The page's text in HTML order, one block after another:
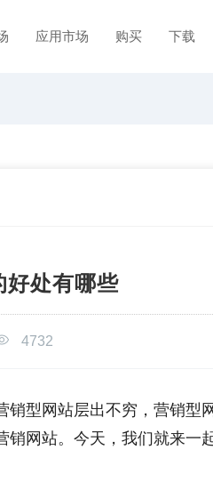
应用市场 购买 下载
好处有哪些
4732
型网站层出不穷，营销型
网站。今天，我们就来一